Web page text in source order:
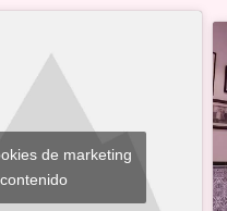
de marketing